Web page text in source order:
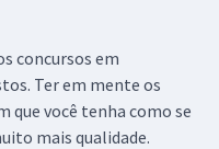
concursos em
Ter em mente os
que você tenha como se
mais qualidade.